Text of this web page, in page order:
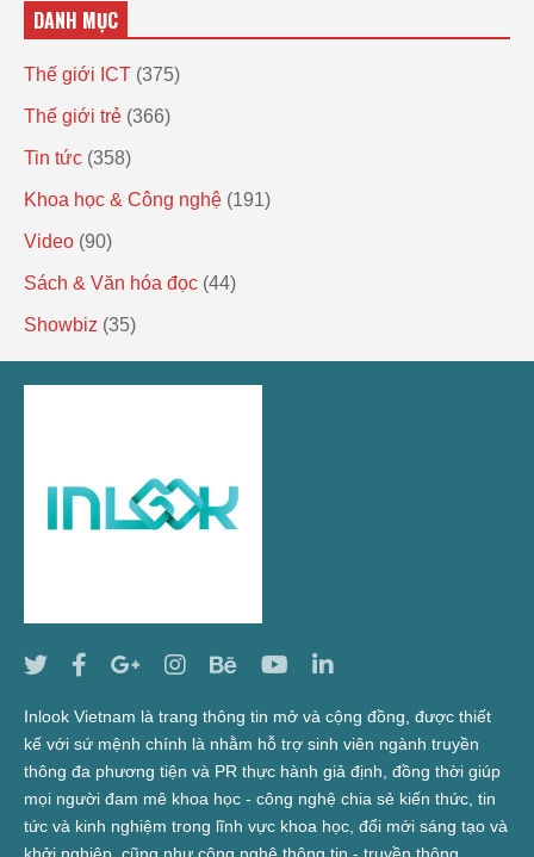
DANH MỤC
Thế giới ICT (375)
Thế giới trẻ (366)
Tin tức (358)
Khoa học & Công nghệ (191)
Video (90)
Sách & Văn hóa đọc (44)
Showbiz (35)
Inlook Vietnam là trang thông tin mở và cộng đồng, được thiết
kế với sứ mệnh chính là nhằm hỗ trợ sinh viên ngành truyền
thông đa phương tiện và PR thực hành giả định, đồng thời giúp
mọi người đam mê khoa học - công nghệ chia sẻ kiến thức, tin
tức và kinh nghiệm trong lĩnh vực khoa học, đổi mới sáng tạo và
khởi nghiệp, cũng như công nghệ thông tin - truyền thông.